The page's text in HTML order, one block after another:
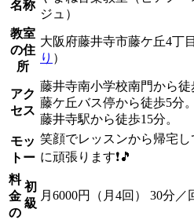
名称
ジュ）
教室
の住
所
大阪府藤井寺市藤ケ丘4丁
り ）
アク
セス
藤井寺南小学校南門から徒
藤ケ丘バス停から徒歩5分。
藤井寺駅から徒歩15分。
モッ
トー
笑顔でレッスンから帰宅
に頑張ります❗🎵
料
金
の
初
級
月6000円（月4回） 30分／